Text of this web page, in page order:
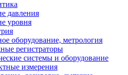
давления
уровня
оборудование, метрология
регистраторы
системы и оборудование
измерения